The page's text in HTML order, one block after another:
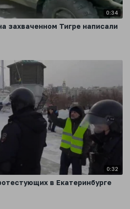
0:34
захваченном Тигре написали
0:32
в Екатеринбурге